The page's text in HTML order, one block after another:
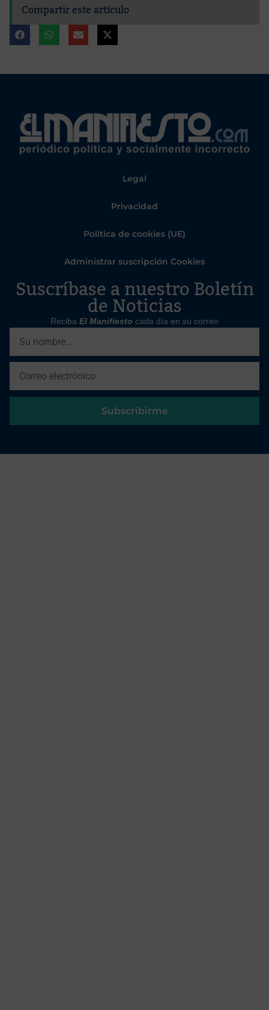
Compartir este artículo
Legal
Privacidad
Política de cookies (UE)
Administrar suscripción Cookies
Suscríbase a nuestro Boletín
de Noticias
Reciba El Manifiesto cada día en su correo
Subscribirme